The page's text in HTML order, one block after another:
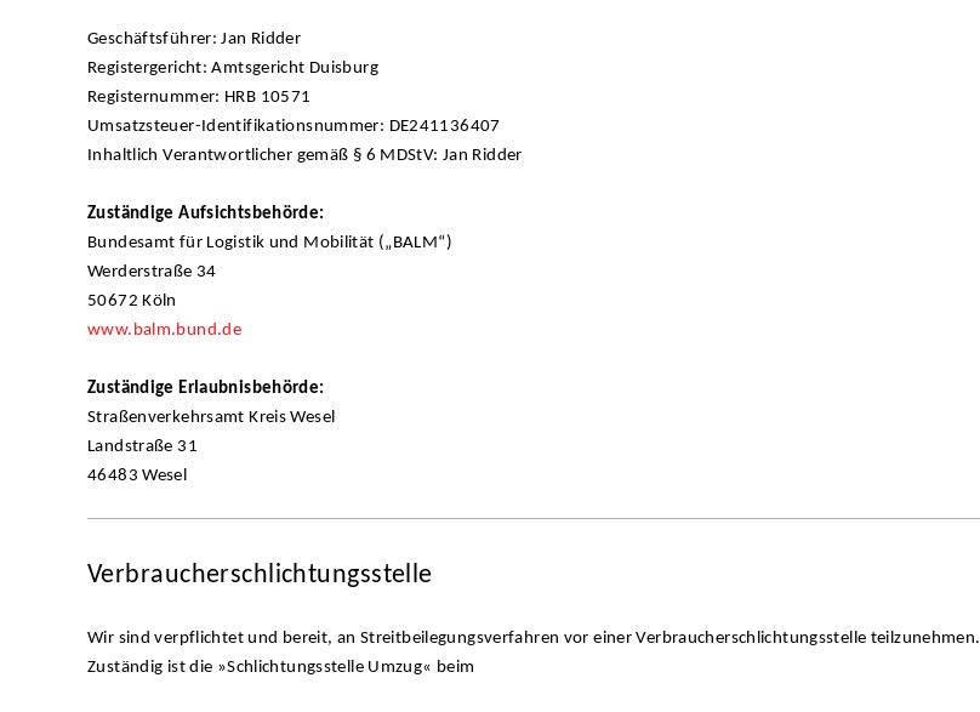
Geschäftsführer: Jan Ridder
Registergericht: Amtsgericht Duisburg
Registernummer: HRB 10571
Umsatzsteuer-Identifikationsnummer: DE241136407
Inhaltlich Verantwortlicher gemäß § 6 MDStV: Jan Ridder
Zuständige Aufsichtsbehörde:
Bundesamt für Logistik und Mobilität („BALM“)
Werderstraße 34
50672 Köln
www.balm.bund.de
Zuständige Erlaubnisbehörde:
Straßenverkehrsamt Kreis Wesel
Landstraße 31
46483 Wesel
Verbraucherschlichtungsstelle
Wir sind verpflichtet und bereit, an Streitbeilegungsverfahren vor einer Verbraucherschlichtungsstelle teilzunehmen.
Zuständig ist die »Schlichtungsstelle Umzug« beim